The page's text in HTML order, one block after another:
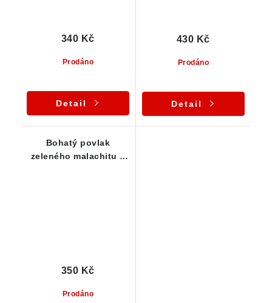
Prodáno
340 Kč
Detail
Prodáno
430 Kč
Detail
Bohatý povlak
zeleného malachitu s
Prodáno
350 Kč